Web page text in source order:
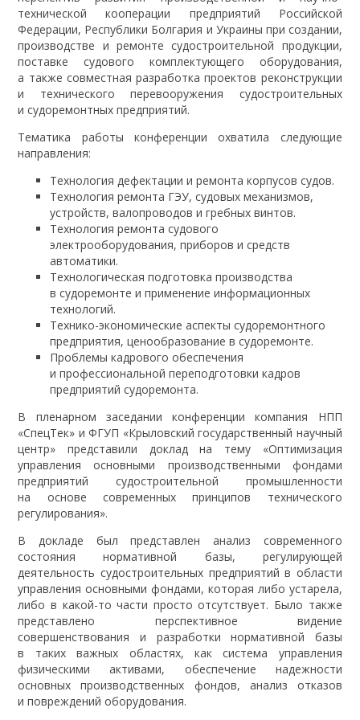
технической кооперации предприятий Российской
Федерации, Республики Болгария и Украины при создании,
производстве и ремонте судостроительной продукции,
поставке судового комплектующего оборудования,
а также совместная разработка проектов реконструкции
и технического перевооружения судостроительных
и судоремонтных предприятий.
Тематика работы конференции охватила следующие
направления:
Технология дефектации и ремонта корпусов судов.
Технология ремонта ГЭУ, судовых механизмов,
устройств, валопроводов и гребных винтов.
Технология ремонта судового
электрооборудования, приборов и средств
автоматики.
Технологическая подготовка производства
в судоремонте и применение информационных
технологий.
Технико-экономические аспекты судоремонтного
предприятия, ценообразование в судоремонте.
Проблемы кадрового обеспечения
и профессиональной переподготовки кадров
предприятий судоремонта.
В пленарном заседании конференции компания НПП
«СпецТек» и ФГУП «Крыловский государственный научный
центр» представили доклад на тему «Оптимизация
управления основными производственными фондами
предприятий судостроительной промышленности
на основе современных принципов технического
регулирования».
В докладе был представлен анализ современного
состояния нормативной базы, регулирующей
деятельность судостроительных предприятий в области
управления основными фондами, которая либо устарела,
либо в какой-то части просто отсутствует. Было также
представлено перспективное видение
совершенствования и разработки нормативной базы
в таких важных областях, как система управления
физическими активами, обеспечение надежности
основных производственных фондов, анализ отказов
и повреждений оборудования.